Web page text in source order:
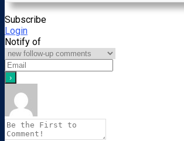
Subscribe
Login
Notify of